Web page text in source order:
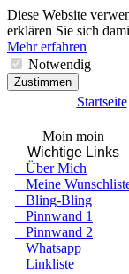
Diese Website
erklären Sie sich
Mehr erfahren
Notwendig
Zustimmen
Startseite
Moin moin
Wichtige Links
Über Mich
Meine
Bling-Bling
Pinnwand 1
Pinnwand 2
Whatsapp
Linkliste